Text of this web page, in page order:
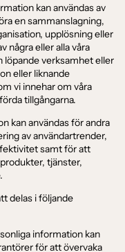
kan användas av
en sammanslagning,
upplösning eller
några eller alla våra
löpande verksamhet eller
eller liknande
vi innehar om våra
tillgångarna.
kan användas för andra
av användartrender,
samt för att
tjänster,
delas i följande
information kan
för att övervaka